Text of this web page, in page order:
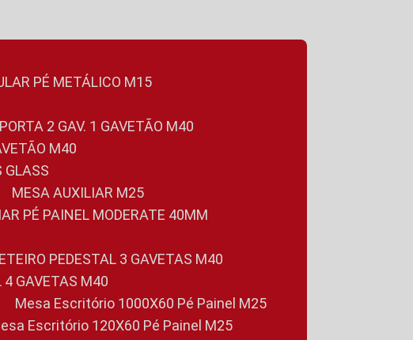
PÉ METÁLICO M15
2 GAV. 1 GAVETÃO M40
M40
GLASS
MESA AUXILIAR M25
PÉ PAINEL MODERATE 40MM
PEDESTAL 3 GAVETAS M40
4 GAVETAS M40
Mesa Escritório 1000X60 Pé Painel M25
Mesa Escritório 120X60 Pé Painel M25